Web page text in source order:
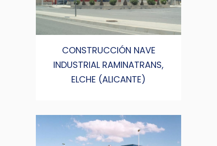
CONSTRUCCIÓN NAVE
INDUSTRIAL RAMINATRANS,
ELCHE (ALICANTE)